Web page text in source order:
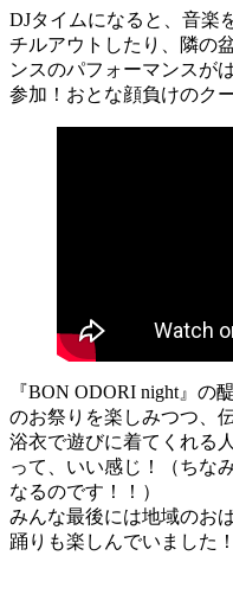
DJタイムになると、音楽
チルアウトしたり、隣の
ンスのパフォーマンスが
参加！おとな顔負けのク
『BON ODORI night』の
のお祭りを楽しみつつ、
浴衣で遊びに着てくれる
って、いい感じ！（ちな
なるのです！！）
みんな最後には地域のお
踊りも楽しんでいました！